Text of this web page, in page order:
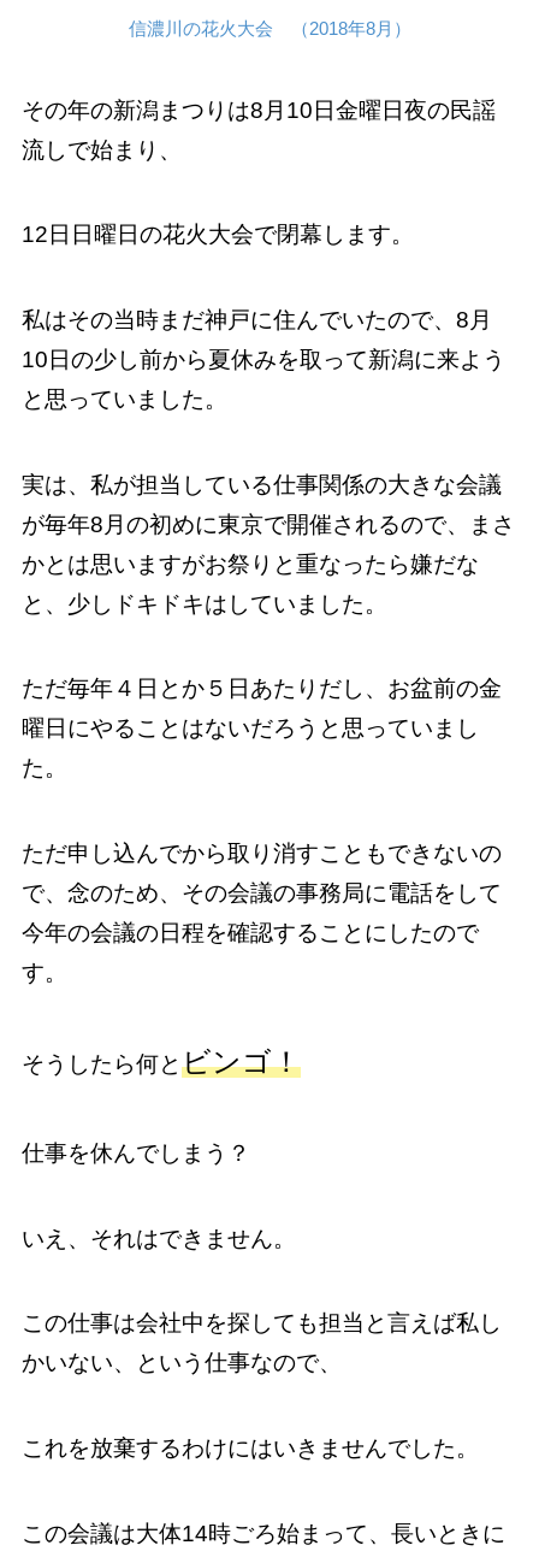
信濃川の花火大会 （2018年8月）
その年の新潟まつりは8月10日金曜日夜の民謡
流しで始まり、
12日日曜日の花火大会で閉幕します。
私はその当時まだ神戸に住んでいたので、8月
10日の少し前から夏休みを取って新潟に来よう
と思っていました。
実は、私が担当している仕事関係の大きな会議
が毎年8月の初めに東京で開催されるので、まさ
かとは思いますがお祭りと重なったら嫌だな
と、少しドキドキはしていました。
ただ毎年４日とか５日あたりだし、お盆前の金
曜日にやることはないだろうと思っていまし
た。
ただ申し込んでから取り消すこともできないの
で、念のため、その会議の事務局に電話をして
今年の会議の日程を確認することにしたので
す。
そうしたら何とビンゴ！
仕事を休んでしまう？
いえ、それはできません。
この仕事は会社中を探しても担当と言えば私し
かいない、という仕事なので、
これを放棄するわけにはいきませんでした。
この会議は大体14時ごろ始まって、長いときに